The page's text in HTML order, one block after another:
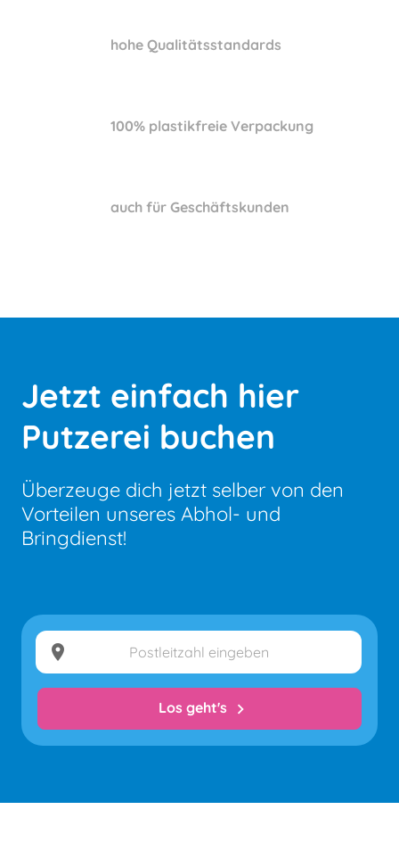
hohe Qualitätsstandards
100% plastikfreie Verpackung
auch für Geschäftskunden
Jetzt einfach hier
Putzerei buchen
Überzeuge dich jetzt selber von den
Vorteilen unseres Abhol- und
Bringdienst!
location_on
Los geht's chevron_right